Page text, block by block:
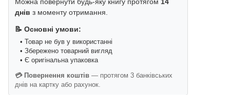
днів з моменту отримання.
📝 Основні умови:
• Товар не був у використанні
• Збережено товарний вигляд
• Є оригінальна упаковка
💳 Повернення коштів — протягом 3 банківських
днів на картку або рахунок.